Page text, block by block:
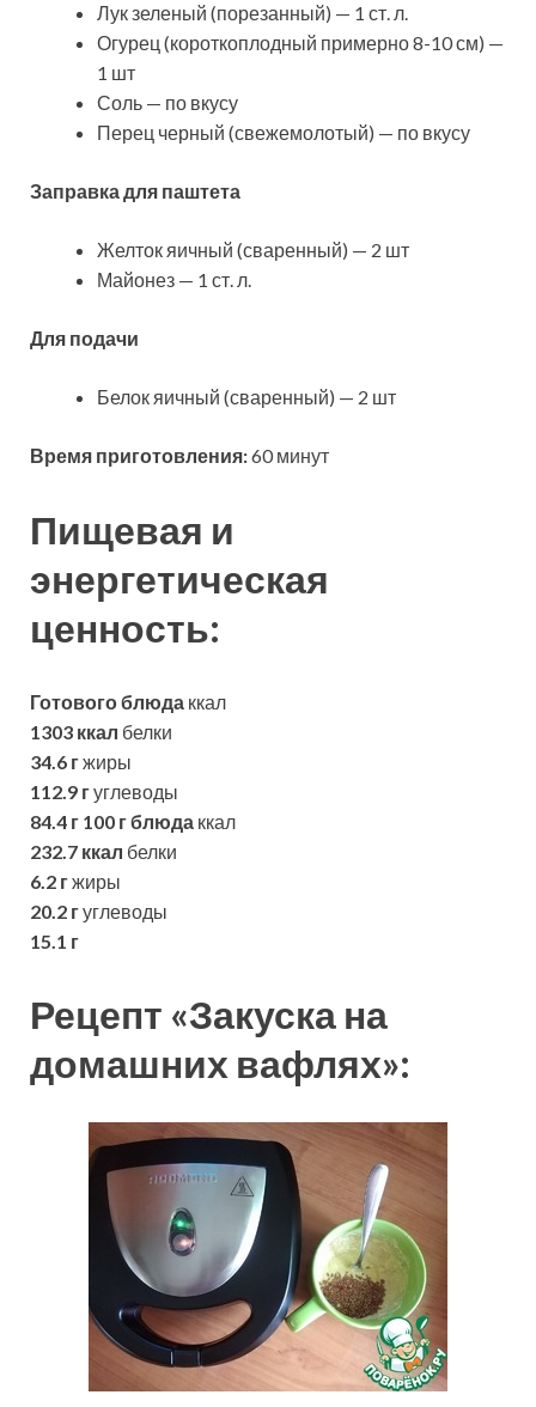
Лук зеленый (порезанный) — 1 ст. л.
Огурец (короткоплодный примерно 8-10 см) —
1 шт
Соль — по вкусу
Перец черный (свежемолотый) — по вкусу
Заправка для паштета
Желток яичный (сваренный) — 2 шт
Майонез — 1 ст. л.
Для подачи
Белок яичный (сваренный) — 2 шт
Время приготовления:60 минут
Пищевая и
энергетическая
ценность:
Готового блюда ккал
1303 ккал белки
34.6 гжиры
112.9 гуглеводы
84.4 г 100 г блюда ккал
232.7 ккал белки
6.2 гжиры
20.2 гуглеводы
15.1 г
Рецепт «Закуска на
домашних вафлях»: